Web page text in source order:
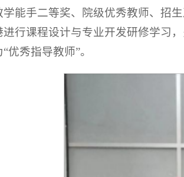
学能手二等奖、院级优秀教师、招
进行课程设计与专业开发研修学习
优秀指导教师”。